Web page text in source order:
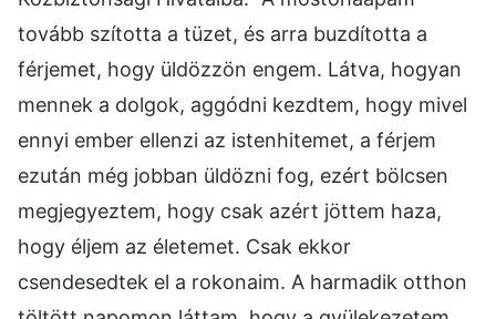
tovább szította a tüzet, és arra buzdította a
férjemet, hogy üldözzön engem. Látva, hogyan
mennek a dolgok, aggódni kezdtem, hogy mivel
ennyi ember ellenzi az istenhitemet, a férjem
ezután még jobban üldözni fog, ezért bölcsen
megjegyeztem, hogy csak azért jöttem haza,
hogy éljem az életemet. Csak ekkor
csendesedtek el a rokonaim. A harmadik otthon